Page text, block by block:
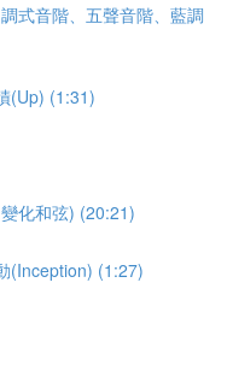
式音階、五聲音階、藍調
(Up) (1:31)
化和弦) (20:21)
(Inception) (1:27)